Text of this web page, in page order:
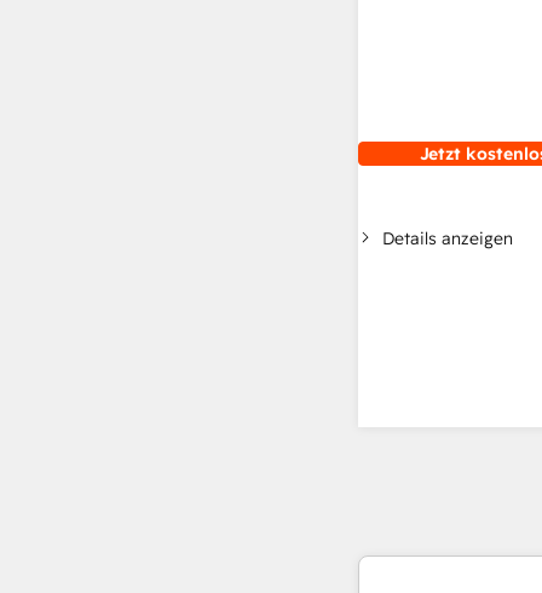
Jetzt
Details anzeigen